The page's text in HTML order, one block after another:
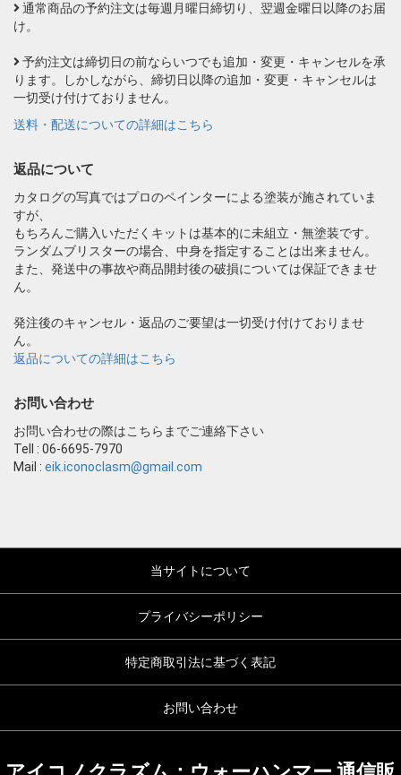
通常商品の予約注文は毎週月曜日締切り、翌週金曜日以降のお届
け。
予約注文は締切日の前ならいつでも追加・変更・キャンセルを承
ります。しかしながら、締切日以降の追加・変更・キャンセルは
一切受け付けておりません。
送料・配送についての詳細はこちら
返品について
カタログの写真ではプロのペインターによる塗装が施されていま
すが、
もちろんご購入いただくキットは基本的に未組立・無塗装です。
ランダムブリスターの場合、中身を指定することは出来ません。
また、発送中の事故や商品開封後の破損については保証できませ
ん。
発注後のキャンセル・返品のご要望は一切受け付けておりませ
ん。
返品についての詳細はこちら
お問い合わせ
お問い合わせの際はこちらまでご連絡下さい
Tell : 06-6695-7970
Mail : eik.iconoclasm@gmail.com
当サイトについて
プライバシーポリシー
特定商取引法に基づく表記
お問い合わせ